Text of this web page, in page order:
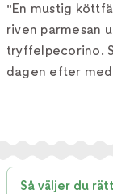
"En mustig
riven parmesan
tryffelpecorino.
dagen efter
Så väljer du